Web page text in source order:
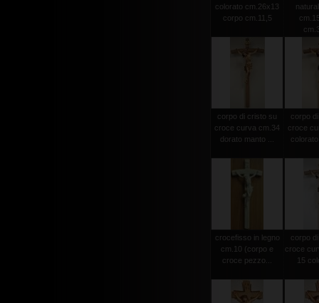
colorato cm.26x13
corpo cm.11,5
corpo di cristo su
croce curva cm.34
dorato manto ...
corpo
croce
crocefisso in legno
cm.10 (corpo e
croce pezzo...
corpo
croce
15